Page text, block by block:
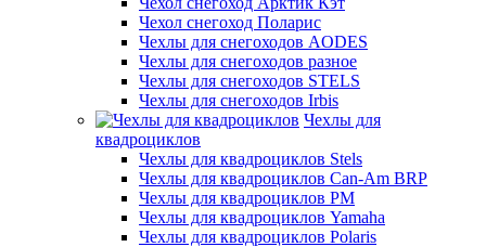
Чехол снегоход Поларис
Чехлы для снегоходов AODES
Чехлы для снегоходов разное
Чехлы для снегоходов STELS
Чехлы для снегоходов Irbis
Чехлы для
квадроциклов
Чехлы для квадроциклов Stels
Чехлы для квадроциклов Can-Am BRP
Чехлы для квадроциклов РМ
Чехлы для квадроциклов Yamaha
Чехлы для квадроциклов Polaris